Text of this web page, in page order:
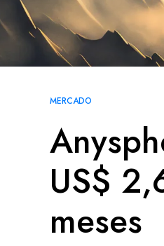
MERCADO
US$
meses